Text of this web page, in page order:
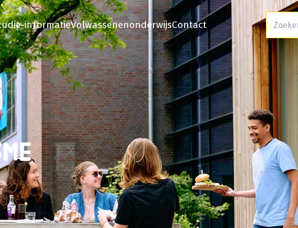
informatieVolwassenenonderwijsContact